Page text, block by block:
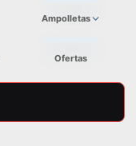
Ampolletas
Ofertas